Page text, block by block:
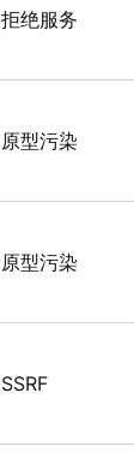
拒绝服务
原型污染
原型污染
SSRF